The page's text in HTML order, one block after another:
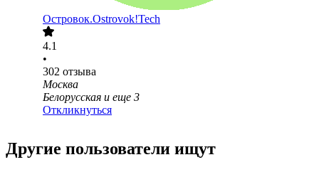
Островок.Ostrovok!Tech
4.1
•
302 отзыва
Москва
Белорусская и еще 3
Откликнуться
Другие пользователи ищут